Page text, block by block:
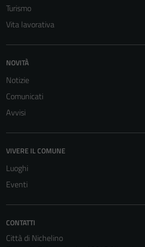
Turismo
Vita lavorativa
NOVITÀ
Notizie
Comunicati
Avvisi
VIVERE IL COMUNE
Luoghi
Eventi
CONTATTI
Città di Nichelino
non